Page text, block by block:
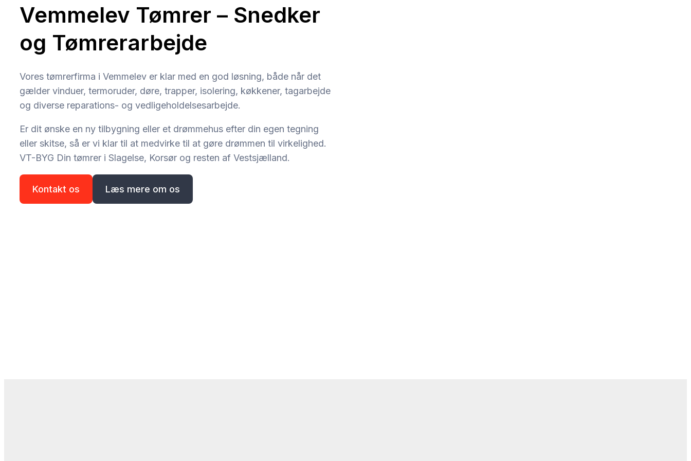
Vemmelev Tømrer – Snedker
og Tømrerarbejde
Vores tømrerfirma i Vemmelev er klar med en god løsning, både når det
gælder vinduer, termoruder, døre, trapper, isolering, køkkener, tagarbejde
og diverse reparations- og vedligeholdelsesarbejde.
Er dit ønske en ny tilbygning eller et drømmehus efter din egen tegning
eller skitse, så er vi klar til at medvirke til at gøre drømmen til virkelighed.
VT-BYG Din tømrer i Slagelse, Korsør og resten af Vestsjælland.
Kontakt os Læs mere om os